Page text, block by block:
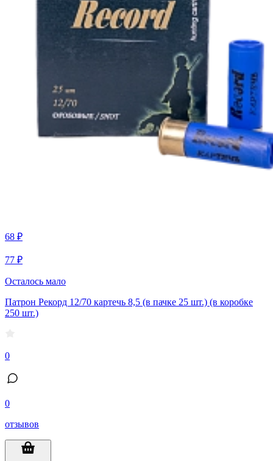
68 ₽
77 ₽
Осталось мало
Патрон Рекорд 12/70 картечь 8,5 (в пачке 25 шт.) (в коробке
250 шт.)
0
0
отзывов